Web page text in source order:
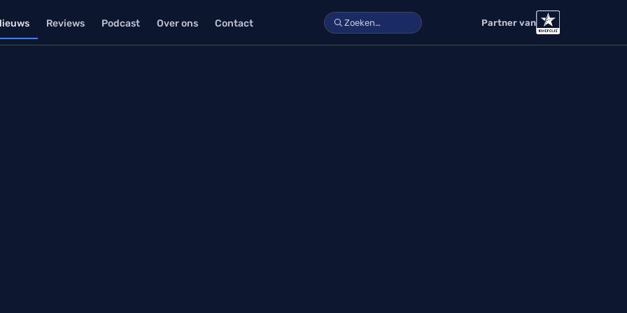
Reviews Podcast Over ons Contact Partner van